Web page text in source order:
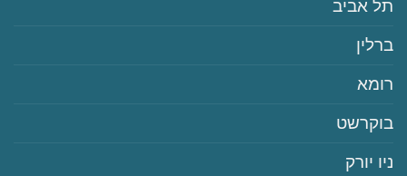
‏תל אביב
‏ברלין
‏רומא
‏בוקרשט
‏ניו יורק